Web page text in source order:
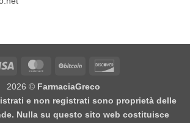
Visa MasterCardBitCoin
2026 © FarmaciaGreco
e non registrati sono proprietà delle
Nulla su questo sito web costituisce